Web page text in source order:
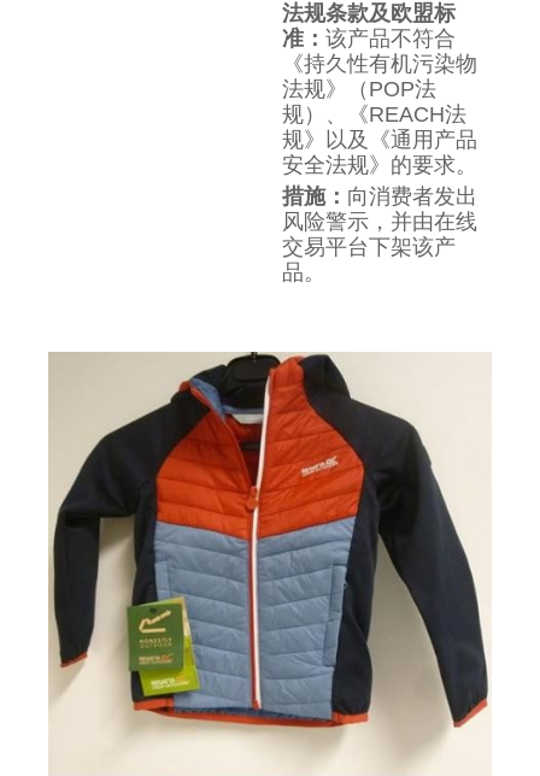
法规条款及欧盟标
准： 该产品不符合
《持久性有机污染物
法规》（POP法
规）、《REACH法
规》以及《通用产品
安全法规》的要求。
措施： 向消费者发出
风险警示，并由在线
交易平台下架该产
品。